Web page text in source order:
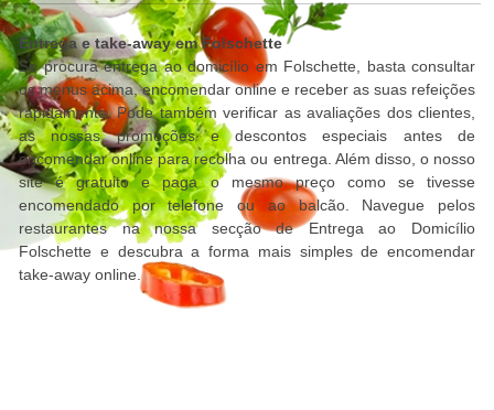
Entrega e take-away em Folschette
Se procura entrega ao domicílio em Folschette, basta consultar
os menus acima, encomendar online e receber as suas refeições
rapidamente. Pode também verificar as avaliações dos clientes,
as nossas promoções e descontos especiais antes de
encomendar online para recolha ou entrega. Além disso, o nosso
site é gratuito e paga o mesmo preço como se tivesse
encomendado por telefone ou ao balcão. Navegue pelos
restaurantes na nossa secção de Entrega ao Domicílio
Folschette e descubra a forma mais simples de encomendar
take-away online.